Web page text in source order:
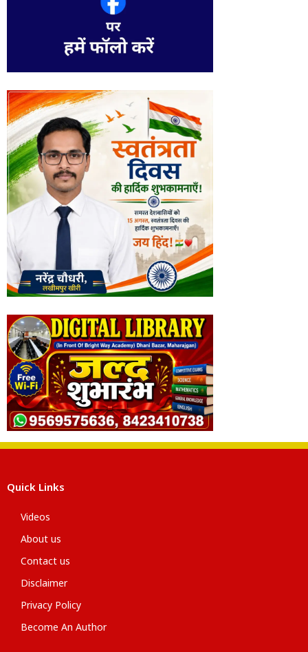
Quick Links
Videos
About us
Contact us
Disclaimer
Privacy Policy
Become An Author